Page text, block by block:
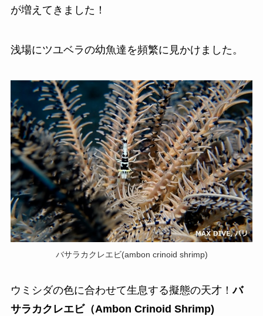
が増えてきました！
浅場にツユベラの幼魚達を頻繁に見かけました。
バサラカクレエビ(ambon crinoid shrimp)
ウミシダの色に合わせて生息する擬態の天才！バ
サラカクレエビ（Ambon Crinoid Shrimp)